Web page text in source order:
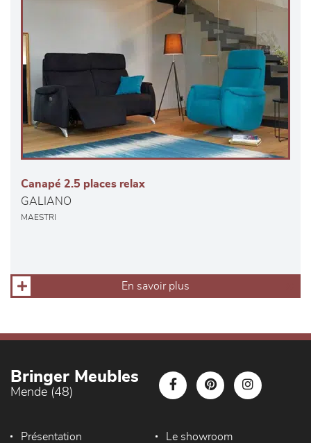
Canapé 2.5 places relax
GALIANO
MAESTRI
En savoir plus
Bringer Meubles
Mende (48)
Présentation Le showroom